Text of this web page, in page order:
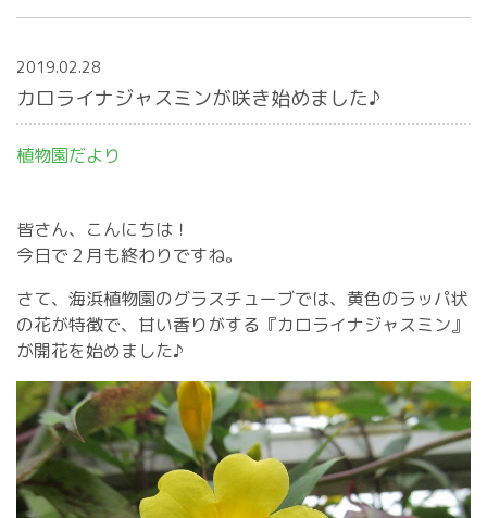
2019.02.28
カロライナジャスミンが咲き始めました♪
植物園だより
皆さん、こんにちは！
今日で２月も終わりですね。
さて、海浜植物園のグラスチューブでは、黄色のラッパ状
の花が特徴で、甘い香りがする『カロライナジャスミン』
が開花を始めました♪